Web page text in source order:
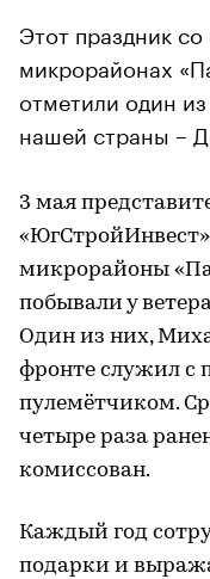
Этот праздник
микрорайонах
отметили один
нашей страны –
3 мая
микрорайоны
побывали у
Один из них,
фронте служил с
пулемётчиком.
четыре раза
комиссован.
Каждый год
подарки и